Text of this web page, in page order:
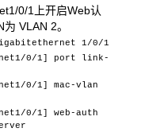
0/1上开启Web认
VLAN 2。
1/0/1
0/1] port link-
0/1] mac-vlan
0/1] web-auth